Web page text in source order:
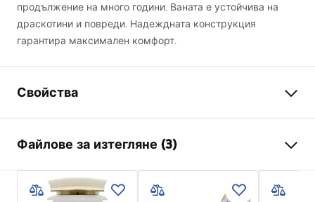
продължение на много години. Ваната е устойчива на
драскотини и повреди. Надеждната конструкция
гарантира максимален комфорт.
Свойства
Цвят
Бял
Материал
Акрил
Дължина
1590
Файлове за изтегляне (3)
Manual